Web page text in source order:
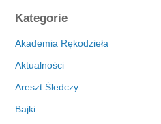
h
i
a
Kategorie
Akademia Rękodzieła
Aktualności
Areszt Śledczy
Bajki